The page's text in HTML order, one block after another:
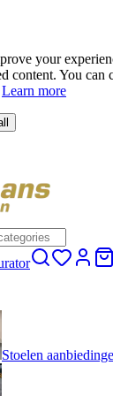
your
content. You can
Learn more
Stoelen